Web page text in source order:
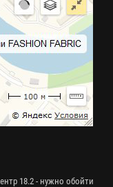
18.2 - нужно обойти